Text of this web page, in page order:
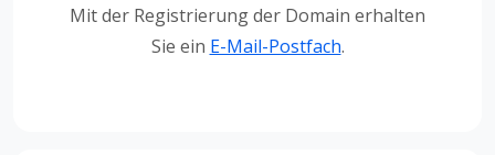
Mit der Registrierung der Domain erhalten
Sie ein E-Mail-Postfach.